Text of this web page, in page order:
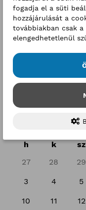
h
k sz
27
28 29
3 4 5
10 11 12
fogadja el a süti
hozzájárulását a
továbbiakban csak
elengedhetetlenül